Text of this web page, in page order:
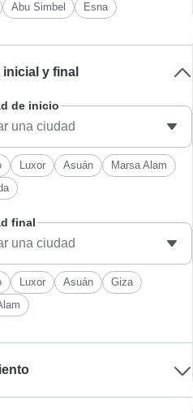
Abu Simbel Esna
y final
de inicio
Luxor Asuán
Marsa Alam
final
Luxor Asuán
Giza